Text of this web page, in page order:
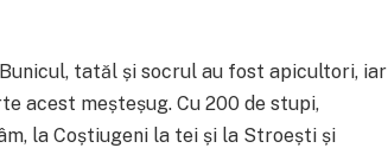
tatăl și socrul au fost apicultori, iar
acest meșteșug. Cu 200 de stupi,
la Coștiugeni la tei și la Stroești și